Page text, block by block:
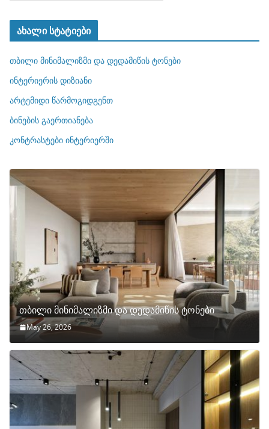
ტ
ო
რ
ბ
ი
ახალი სტატიები
თბილი მინიმალიზმი და დედამიწის ტონები
ინტერიერის დიზიანი
არტემიდი წარმოგიდგენთ
ბინების გაერთიანება
კონტრასტები ინტერიერში
თბილი მინიმალიზმი და დედამიწის ტონები
May 26, 2026